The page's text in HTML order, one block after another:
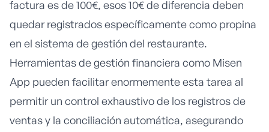
factura es de 100€, esos 10€ de diferencia deben
quedar registrados específicamente como propina
en el sistema de gestión del restaurante.
Herramientas de gestión financiera como Misen
App pueden facilitar enormemente esta tarea al
permitir un control exhaustivo de los registros de
ventas y la conciliación automática, asegurando